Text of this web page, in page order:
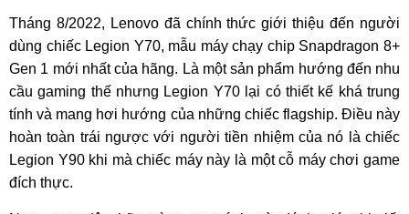
Tháng 8/2022, Lenovo đã chính thức giới thiệu đến người
dùng chiếc Legion Y70, mẫu máy chạy chip Snapdragon 8+
Gen 1 mới nhất của hãng. Là một sản phẩm hướng đến nhu
cầu gaming thế nhưng Legion Y70 lại có thiết kế khá trung
tính và mang hơi hướng của những chiếc flagship. Điều này
hoàn toàn trái ngược với người tiền nhiệm của nó là chiếc
Legion Y90 khi mà chiếc máy này là một cỗ máy chơi game
đích thực.